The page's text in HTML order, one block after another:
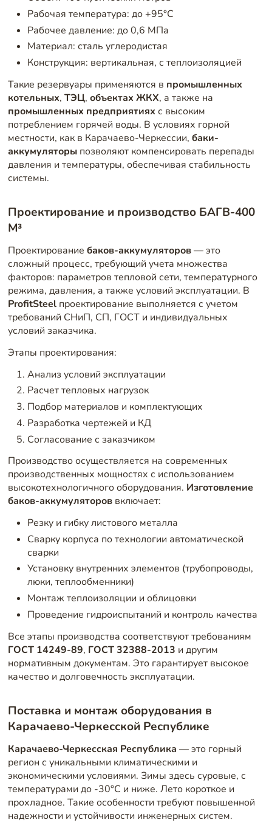
Рабочая температура: до +95°C
Рабочее давление: до 0,6 МПа
Материал: сталь углеродистая
Конструкция: вертикальная, с теплоизоляцией
Такие резервуары применяются в промышленных
котельных, ТЭЦ, объектах ЖКХ, а также на
промышленных предприятиях с высоким
потреблением горячей воды. В условиях горной
местности, как в Карачаево-Черкессии, баки-
аккумуляторыпозволяют компенсировать перепады
давления и температуры, обеспечивая стабильность
системы.
Проектирование и производство БАГВ-400
М³
Проектирование баков-аккумуляторов— это
сложный процесс, требующий учета множества
факторов: параметров тепловой сети, температурного
режима, давления, а также условий эксплуатации. В
ProfitSteelпроектирование выполняется с учетом
требований СНиП, СП, ГОСТ и индивидуальных
условий заказчика.
Этапы проектирования:
Анализ условий эксплуатации
Расчет тепловых нагрузок
Подбор материалов и комплектующих
Разработка чертежей и КД
Согласование с заказчиком
Производство осуществляется на современных
производственных мощностях с использованием
высокотехнологичного оборудования. Изготовление
баков-аккумулятороввключает:
Резку и гибку листового металла
Сварку корпуса по технологии автоматической
сварки
Установку внутренних элементов (трубопроводы,
люки, теплообменники)
Монтаж теплоизоляции и облицовки
Проведение гидроиспытаний и контроль качества
Все этапы производства соответствуют требованиям
ГОСТ 14249-89, ГОСТ 32388-2013 и другим
нормативным документам. Это гарантирует высокое
качество и долговечность эксплуатации.
Поставка и монтаж оборудования в
Карачаево-Черкесской Республике
Карачаево-Черкесская Республика — это горный
регион с уникальными климатическими и
экономическими условиями. Зимы здесь суровые, с
температурами до -30°C и ниже. Лето короткое и
прохладное. Такие особенности требуют повышенной
надежности и устойчивости инженерных систем.